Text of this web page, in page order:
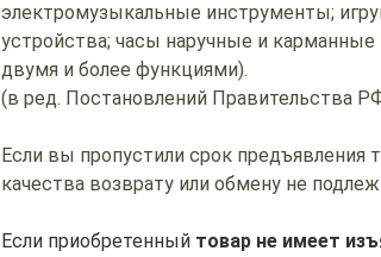
электромузыкальные инструменты;
устройства; часы наручные и
двумя и более функциями).
(в ред. Постановлений Правительства
Если вы пропустили срок предъявления
качества возврату или обмену не
Если приобретенный товар не имеет